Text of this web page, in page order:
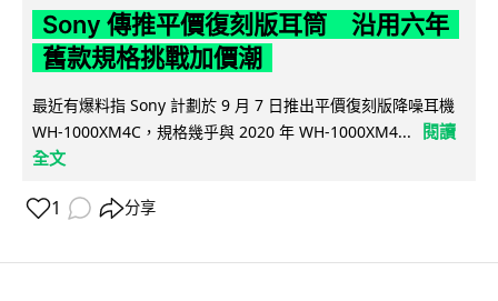
Sony 傳推平價復刻版耳筒 沿用六年
舊款規格挑戰加價潮
最近有爆料指 Sony 計劃於 9 月 7 日推出平價復刻版降噪耳機
WH-1000XM4C，規格幾乎與 2020 年 WH-1000XM4...
閱讀
全文
1 分享